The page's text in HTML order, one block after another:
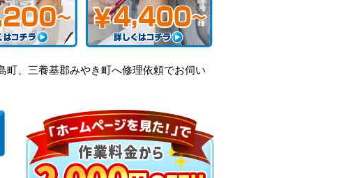
町、三養基郡みやき町へ修理依頼でお伺い